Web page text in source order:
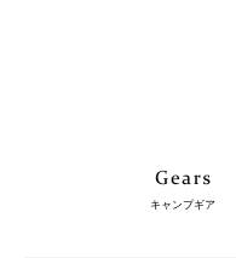
キャンプギア